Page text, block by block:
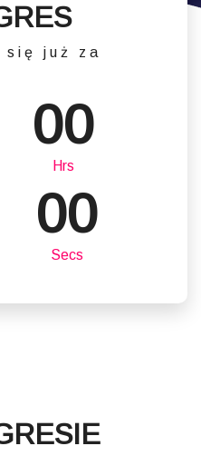
się już za
00
Hrs
00
Secs